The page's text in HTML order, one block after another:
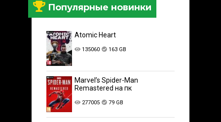
Популярные новинки
Atomic Heart
135060 163 GB
Marvel’s Spider-Man
Remastered на пк
277005 79 GB